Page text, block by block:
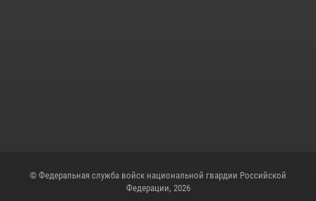
© Федеральная служба войск национальной гвардии Российской
Федерации, 2026